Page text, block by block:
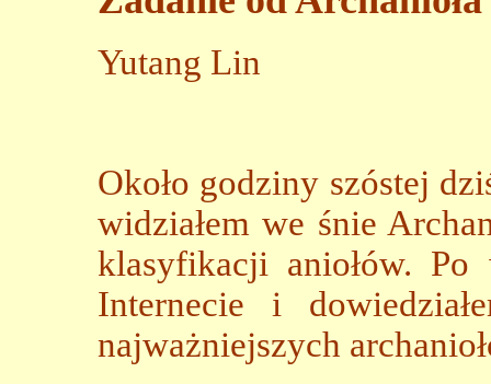
Yutang Lin
Około godziny szóstej
widziałem we śnie
klasyfikacji aniołów.
Internecie i
najważniejszych